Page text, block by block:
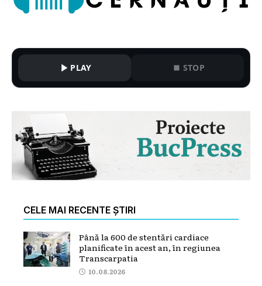
PLAY STOP
CELE MAI RECENTE ȘTIRI
Până la 600 de stentări cardiace
planificate în acest an, în regiunea
Transcarpatia
10.08.2026